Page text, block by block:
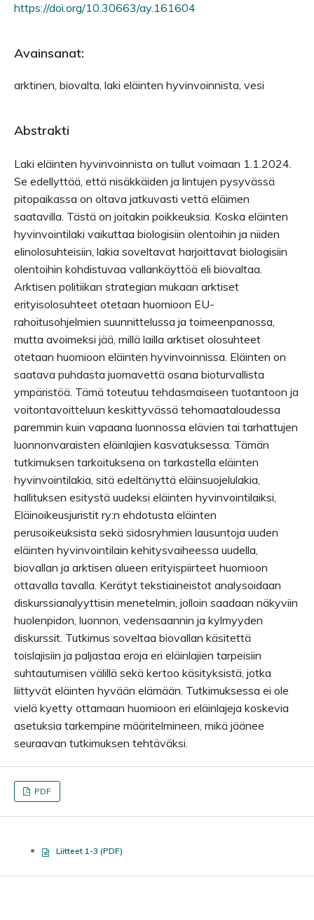
https://doi.org/10.30663/ay.161604
Avainsanat:
arktinen, biovalta, laki eläinten hyvinvoinnista, vesi
Abstrakti
Laki eläinten hyvinvoinnista on tullut voimaan 1.1.2024.
Se edellyttää, että nisäkkäiden ja lintujen pysyvässä
pitopaikassa on oltava jatkuvasti vettä eläimen
saatavilla. Tästä on joitakin poikkeuksia. Koska eläinten
hyvinvointilaki vaikuttaa biologisiin olentoihin ja niiden
elinolosuhteisiin, lakia soveltavat harjoittavat biologisiin
olentoihin kohdistuvaa vallankäyttöä eli biovaltaa.
Arktisen politiikan strategian mukaan arktiset
erityisolosuhteet otetaan huomioon EU-
rahoitusohjelmien suunnittelussa ja toimeenpanossa,
mutta avoimeksi jää, millä lailla arktiset olosuhteet
otetaan huomioon eläinten hyvinvoinnissa. Eläinten on
saatava puhdasta juomavettä osana bioturvallista
ympäristöä. Tämä toteutuu tehdasmaiseen tuotantoon ja
voitontavoitteluun keskittyvässä tehomaataloudessa
paremmin kuin vapaana luonnossa elävien tai tarhattujen
luonnonvaraisten eläinlajien kasvatuksessa. Tämän
tutkimuksen tarkoituksena on tarkastella eläinten
hyvinvointilakia, sitä edeltänyttä eläinsuojelulakia,
hallituksen esitystä uudeksi eläinten hyvinvointilaiksi,
Eläinoikeusjuristit ry:n ehdotusta eläinten
perusoikeuksista sekä sidosryhmien lausuntoja uuden
eläinten hyvinvointilain kehitysvaiheessa uudella,
biovallan ja arktisen alueen erityispiirteet huomioon
ottavalla tavalla. Kerätyt tekstiaineistot analysoidaan
diskurssianalyyttisin menetelmin, jolloin saadaan näkyviin
huolenpidon, luonnon, vedensaannin ja kylmyyden
diskurssit. Tutkimus soveltaa biovallan käsitettä
toislajisiin ja paljastaa eroja eri eläinlajien tarpeisiin
suhtautumisen välillä sekä kertoo käsityksistä, jotka
liittyvät eläinten hyvään elämään. Tutkimuksessa ei ole
vielä kyetty ottamaan huomioon eri eläinlajeja koskevia
asetuksia tarkempine määritelmineen, mikä jäänee
seuraavan tutkimuksen tehtäväksi.
PDF
Liitteet 1-3 (PDF)